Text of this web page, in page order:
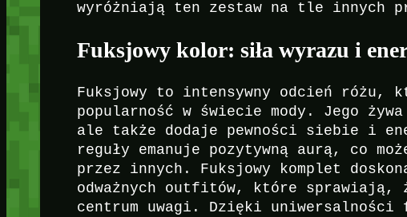
wyróżniają ten zestaw na tle innych
Fuksjowy kolor: siła wyrazu i
Fuksjowy to intensywny odcień różu,
popularność w świecie mody. Jego
ale także dodaje pewności siebie i
reguły emanuje pozytywną aurą, co
przez innych. Fuksjowy komplet
odważnych outfitów, które
centrum uwagi. Dzięki uniwersalności